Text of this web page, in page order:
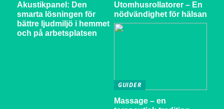
Akustikpanel: Den
smarta lösningen för
bättre ljudmiljö i hemmet
och på arbetsplatsen
Utomhusrollatorer – En
nödvändighet för hälsan
GUIDER
Massage – en